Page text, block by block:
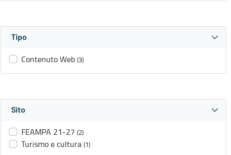
Tipo
Contenuto Web (3)
Sito
FEAMPA 21-27 (2)
Turismo e cultura (1)